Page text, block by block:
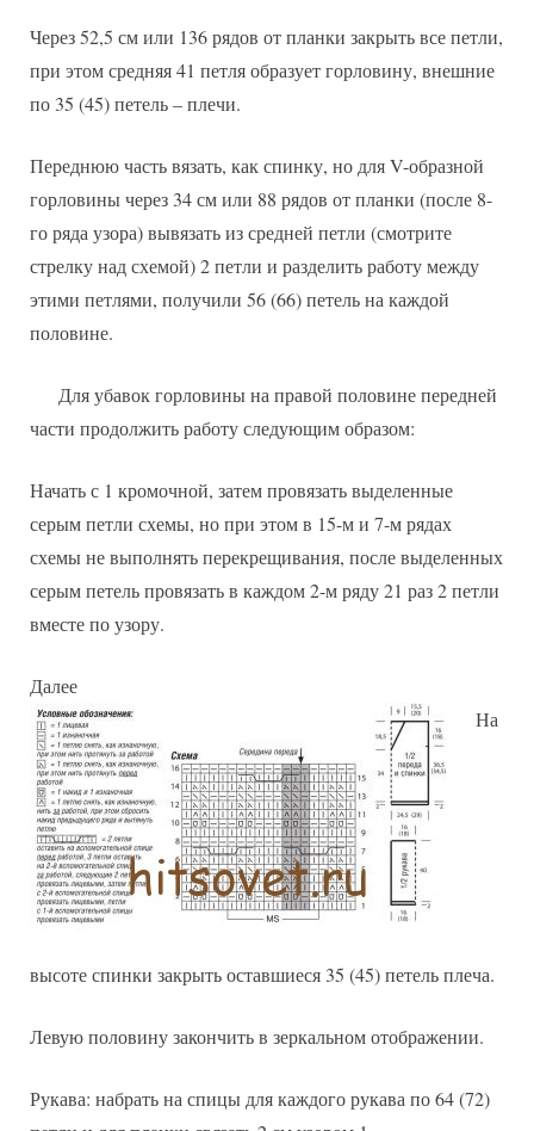
Через 52,5 см или 136 рядов от планки закрыть все петли,
при этом средняя 41 петля образует горловину, внешние
по 35 (45) петель – плечи.
Переднюю часть вязать, как спинку, но для V-образной
горловины через 34 см или 88 рядов от планки (после 8-
го ряда узора) вывязать из средней петли (смотрите
стрелку над схемой) 2 петли и разделить работу между
этими петлями, получили 56 (66) петель на каждой
половине.
Для убавок горловины на правой половине передней
части продолжить работу следующим образом:
Начать с 1 кромочной, затем провязать выделенные
серым петли схемы, но при этом в 15-м и 7-м рядах
схемы не выполнять перекрещивания, после выделенных
серым петель провязать в каждом 2-м ряду 21 раз 2 петли
вместе по узору.
Далее
На
высоте спинки закрыть оставшиеся 35 (45) петель плеча.
Левую половину закончить в зеркальном отображении.
Рукава: набрать на спицы для каждого рукава по 64 (72)